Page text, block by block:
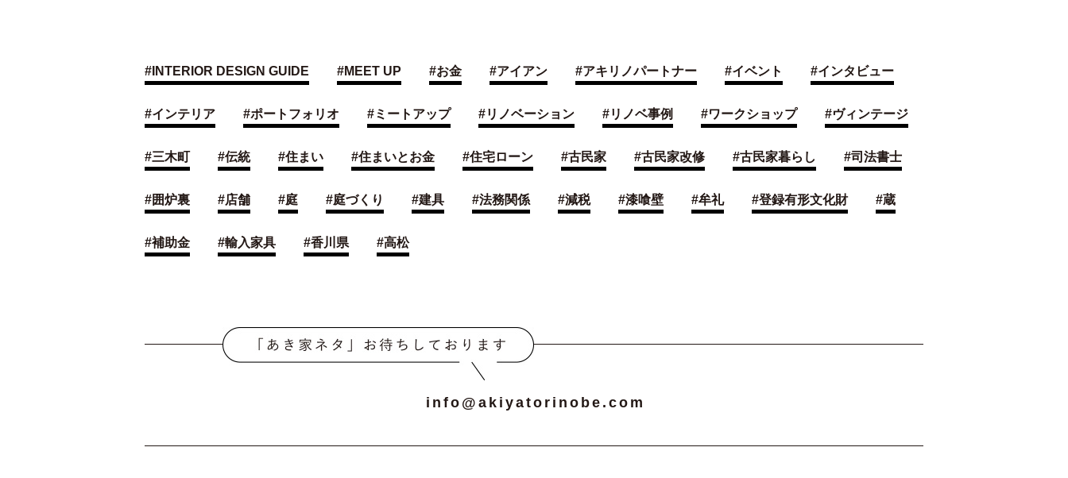
# INTERIOR DESIGN GUIDE #MEET UP #お金 #アイアン #アキリノパートナー #イベント #インタビュー
#インテリア #ポートフォリオ #ミートアップ #リノベーション #リノベ事例 #ワークショップ #ヴィンテージ
#三木町 #伝統 #住まい #住まいとお金 #住宅ローン #古民家 #古民家改修 #古民家暮らし #司法書士
#囲炉裏 #店舗 #庭 #庭づくり #建具 #法務関係 #減税 #漆喰壁 #牟礼 #登録有形文化財 #蔵
#補助金 #輸入家具 #香川県 #高松
info@akiyatorinobe.com